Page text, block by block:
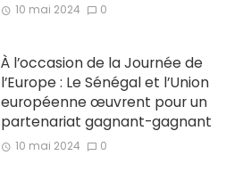
10 mai 2024 0
À l’occasion de la Journée de
l’Europe : Le Sénégal et l’Union
européenne œuvrent pour un
partenariat gagnant-gagnant
10 mai 2024 0